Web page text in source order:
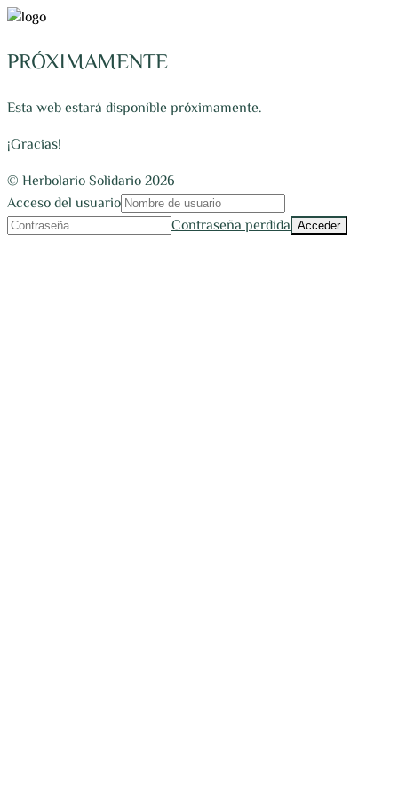
PRÓXIMAMENTE
Esta web estará disponible próximamente.
¡Gracias!
© Herbolario Solidario 2026
Acceso del usuario
Contraseña perdida